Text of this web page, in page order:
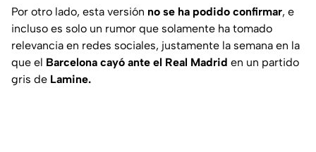
Por otro lado, esta versión no se ha podido confirmar, e
incluso es solo un rumor que solamente ha tomado
relevancia en redes sociales, justamente la semana en la
que el Barcelona cayó ante el Real Madrid en un partido
gris de Lamine.